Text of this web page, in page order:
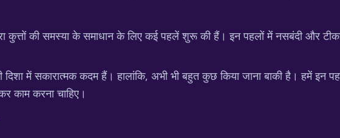
कुत्तों की समस्या के समाधान के लिए कई पहलें शुरू की हैं। इन पहलों में नसबंदी और
में सकारात्मक कदम हैं। हालांकि, अभी भी बहुत कुछ किया जाना बाकी है। हमें इन
काम करना चाहिए।